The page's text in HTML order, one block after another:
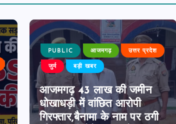
PUBLIC आजमगढ़ उत्तर प्रदेश
जुर्म बड़ी खबर
आजमगढ़ 43 लाख की जमीन
धोखाधड़ी में वांछित आरोपी
गिरफ्तार,बैनामा के नाम पर ठगी